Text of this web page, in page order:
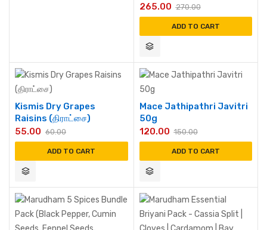
270.00
265.00
ADD TO CART
Kismis Dry Grapes
Raisins (திராட்சை)
60.00
55.00
ADD TO CART
Mace Jathipathri Javitri
50g
150.00
120.00
ADD TO CART